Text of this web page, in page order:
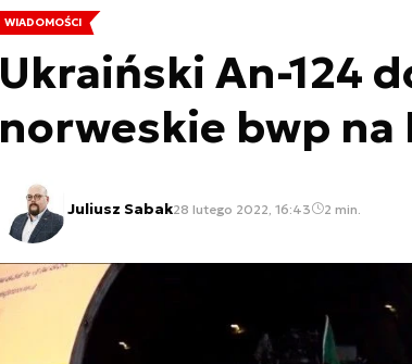
WIADOMOŚCI
Ukraiński An-124
norweskie bwp na
Juliusz Sabak28 lutego 2022, 16:43 2 min.